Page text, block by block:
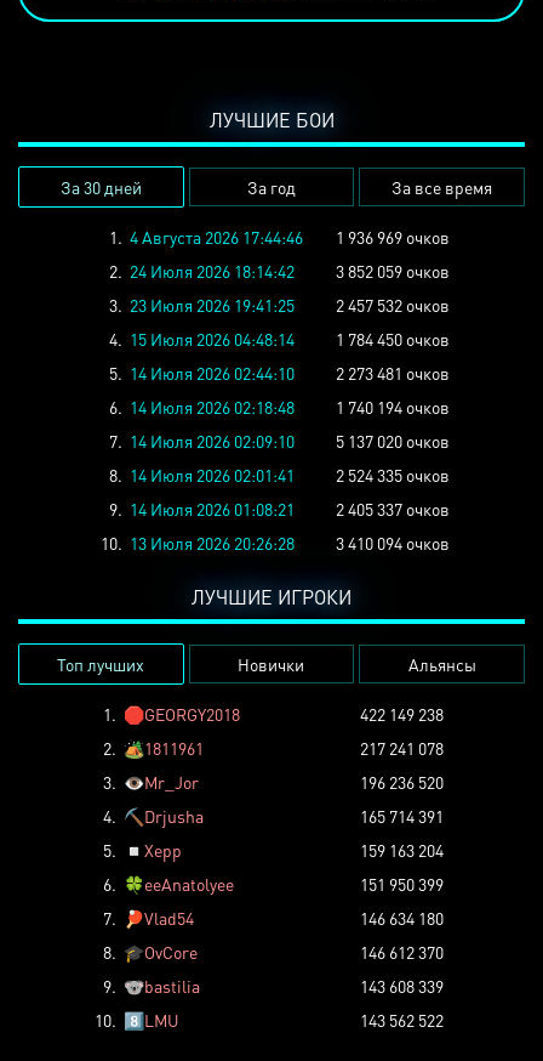
ЛУЧШИЕ БОИ
За 30 дней За год За все время
1. 4 Августа 2026 17:44:46
1 936 969 очков
2. 24 Июля 2026 18:14:42
3 852 059 очков
3. 23 Июля 2026 19:41:25
2 457 532 очков
4. 15 Июля 2026 04:48:14
1 784 450 очков
5. 14 Июля 2026 02:44:10
2 273 481 очков
6. 14 Июля 2026 02:18:48
1 740 194 очков
7. 14 Июля 2026 02:09:10
5 137 020 очков
8. 14 Июля 2026 02:01:41
2 524 335 очков
9. 14 Июля 2026 01:08:21
2 405 337 очков
10. 13 Июля 2026 20:26:28 3 410 094 очков
ЛУЧШИЕ ИГРОКИ
Топ лучших Новички Альянсы
1. 🛑GEORGY2018
422 149 238
2. 🏕️1811961
217 241 078
3. 👁️Mr_Jor
196 236 520
4. ⛏️ Drjusha
165 714 391
5.
◽ Xepp
159 163 204
6. 🍀eeAnatolyee
151 950 399
7.
🏓Vlad54
146 634 180
8. 🎓OvCore
146 612 370
9. 🐨bastilia
143 608 339
10. 8️⃣LMU 143 562 522